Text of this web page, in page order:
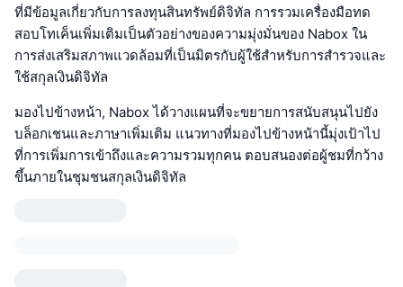
ที่มีข้อมูลเกี่ยวกับการลงทุนสินทรัพย์ดิจิทัล การรวมเครื่องมือทด
สอบโทเค็นเพิ่มเติมเป็นตัวอย่างของความมุ่งมั่นของ Nabox ใน
การส่งเสริมสภาพแวดล้อมที่เป็นมิตรกับผู้ใช้สำหรับการสำรวจและ
ใช้สกุลเงินดิจิทัล
มองไปข้างหน้า, Nabox ได้วางแผนที่จะขยายการสนับสนุนไปยัง
บล็อกเชนและภาษาเพิ่มเติม แนวทางที่มองไปข้างหน้านี้มุ่งเป้าไป
ที่การเพิ่มการเข้าถึงและความรวมทุกคน ตอบสนองต่อผู้ชมที่กว้าง
ขึ้นภายในชุมชนสกุลเงินดิจิทัล